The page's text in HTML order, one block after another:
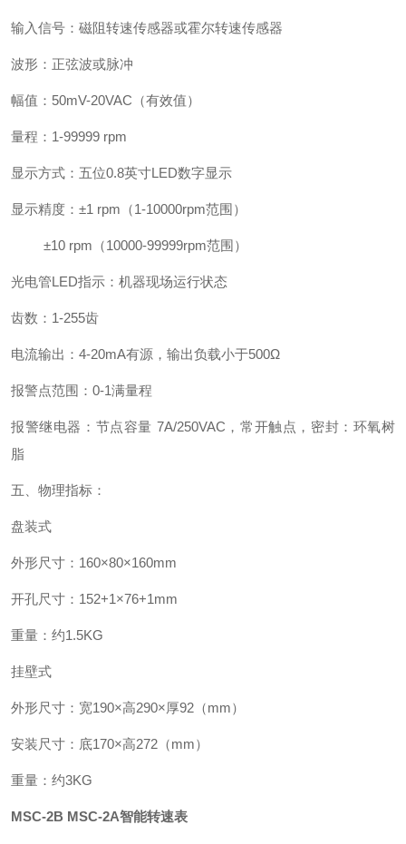
输入信号：磁阻转速传感器或霍尔转速传感器
波形：正弦波或脉冲
幅值： 50mV-20VAC （有效值）
量程： 1-99999 rpm
显示方式：五位0.8英寸LED数字显示
显示精度：±1 rpm （1-10000rpm范围）
±10 rpm （10000-99999rpm范围）
光电管LED指示：机器现场运行状态
齿数： 1-255齿
电流输出： 4-20mA有源，输出负载小于500Ω
报警点范围： 0-1满量程
报警继电器：节点容量 7A/250VAC ，常开触点，密封：环氧树
脂
五、物理指标：
盘装式
外形尺寸： 160×80×160mm
开孔尺寸： 152+1×76+1mm
重量：约1.5KG
挂壁式
外形尺寸：宽190×高290×厚92 （mm）
安装尺寸：底170×高272 （mm）
重量：约3KG
MSC-2B MSC-2A智能转速表